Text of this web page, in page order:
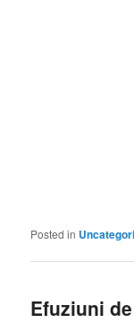
Posted in
Efuziuni